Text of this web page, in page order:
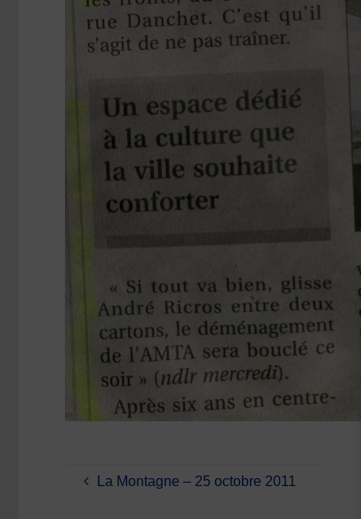
La Montagne – 25 octobre 2011